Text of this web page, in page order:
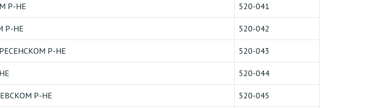
Р-НЕ 520-041
Р-НЕ 520-042
Р-НЕ 520-043
520-044
Р-НЕ 520-045